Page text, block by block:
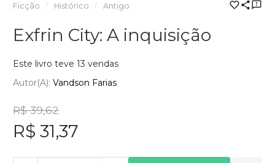
Ficção Histórico Antigo
Exfrin City: A inquisição
Este livro teve 13 vendas
Autor(a): Vandson Farias
R$ 39,62
R$ 31,37